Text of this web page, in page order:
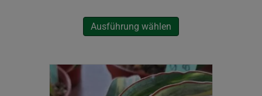
Ausführung wählen
Varianten
auf.